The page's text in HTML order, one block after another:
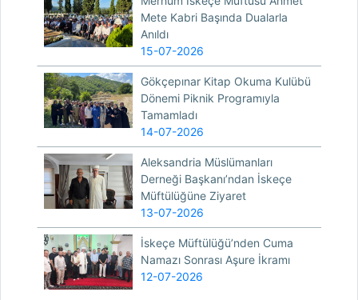
Mete Kabri Başında Dualarla
Anıldı
15-07-2026
Gökçepınar Kitap Okuma Kulübü
Dönemi Piknik Programıyla
Tamamladı
14-07-2026
Aleksandria Müslümanları
Derneği Başkanı’ndan İskeçe
Müftülüğüne Ziyaret
13-07-2026
İskeçe Müftülüğü’nden Cuma
Namazı Sonrası Aşure İkramı
12-07-2026